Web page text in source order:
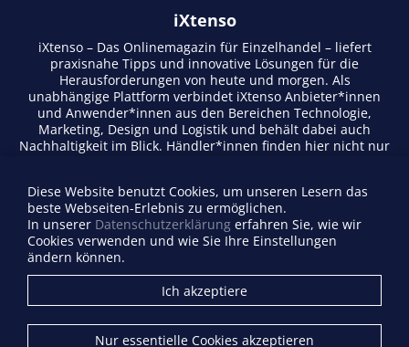
iXtenso
iXtenso – Das Onlinemagazin für Einzelhandel – liefert
praxisnahe Tipps und innovative Lösungen für die
Herausforderungen von heute und morgen. Als
unabhängige Plattform verbindet iXtenso Anbieter*innen
und Anwender*innen aus den Bereichen Technologie,
Marketing, Design und Logistik und behält dabei auch
Nachhaltigkeit im Blick. Händler*innen finden hier nicht nur
lebendigen Schreibstil und relevantem Content fördert das
Magazin den Austausch innerhalb der Retail-Community.
Ob digitale Trends oder praktische Alltagstipps – iXtenso
macht Wissen für den Handel zugänglich.
Firma eintragen
Mediadaten
Diese Website benutzt Cookies, um unseren Lesern das
beste Webseiten-Erlebnis zu ermöglichen.
In unserer Datenschutzerklärung erfahren Sie, wie wir
Cookies verwenden und wie Sie Ihre Einstellungen
ändern können.
Ich akzeptiere
Nur essentielle Cookies akzeptieren